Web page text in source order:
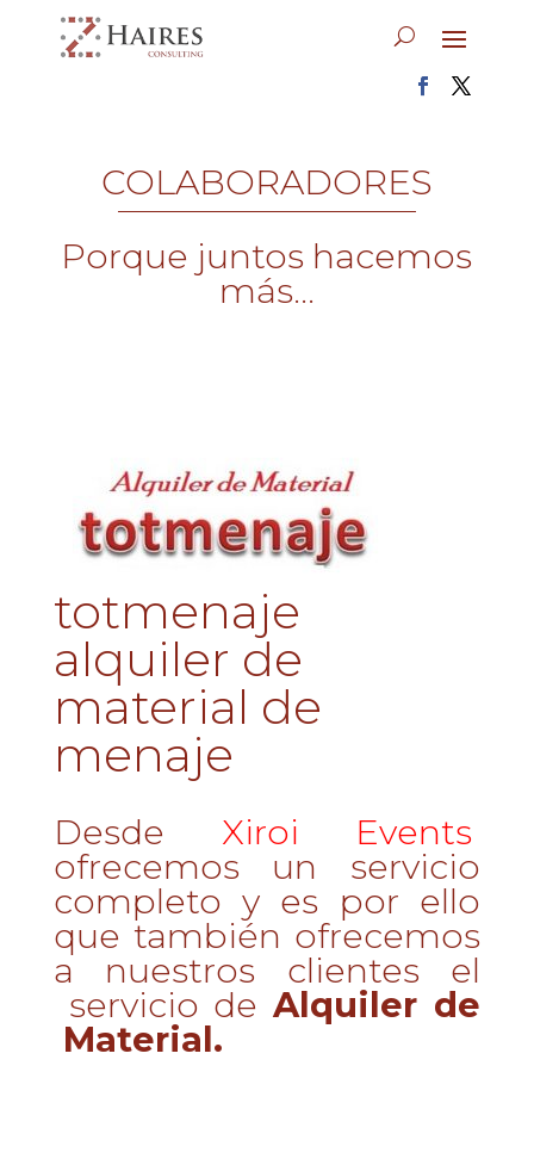
COLABORADORES
Porque juntos hacemos
más...
totmenaje
alquiler de
material de
menaje
Desde Xiroi Events
ofrecemos un servicio
completo y es por ello
que también ofrecemos
a nuestros clientes el
servicio deAlquiler de
Material.